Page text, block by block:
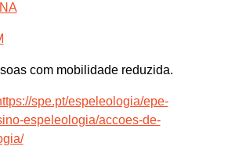
com mobilidade reduzida.
spe.pt/espeleologia/epe-
espeleologia/accoes-de-